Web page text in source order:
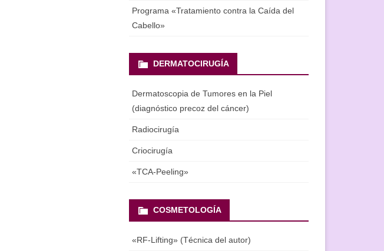
Programa «Tratamiento contra la Caída del
Cabello»
DERMATOCIRUGÍA
Dermatoscopia de Tumores en la Piel
(diagnóstico precoz del cáncer)
Radiocirugía
Criocirugía
«ТСА-Peeling»
COSMETOLOGÍA
«RF-Lifting» (Técnica del autor)